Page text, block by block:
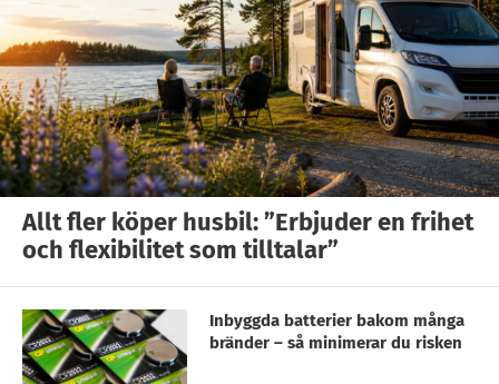
Allt fler köper husbil: ”Erbjuder en frihet
och flexibilitet som tilltalar”
Inbyggda batterier bakom många
bränder – så minimerar du risken